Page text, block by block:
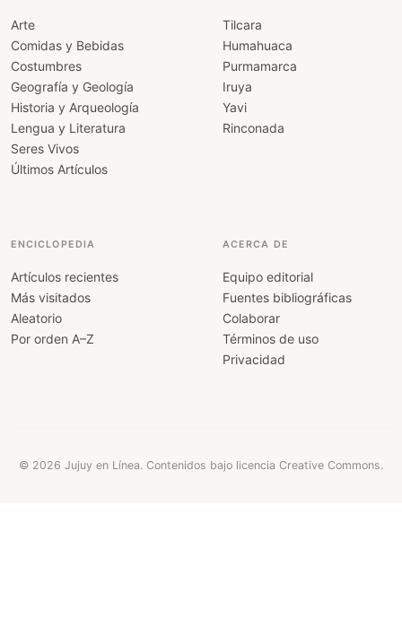
Arte
Comidas y Bebidas
Costumbres
Geografía y Geología
Historia y Arqueología
Lengua y Literatura
Seres Vivos
Últimos Artículos
Tilcara
Humahuaca
Purmamarca
Iruya
Yavi
Rinconada
ENCICLOPEDIA
Artículos recientes
Más visitados
Aleatorio
Por orden A–Z
ACERCA DE
Equipo editorial
Fuentes bibliográficas
Colaborar
Términos de uso
Privacidad
© 2026 Jujuy en Línea. Contenidos bajo licencia Creative Commons.